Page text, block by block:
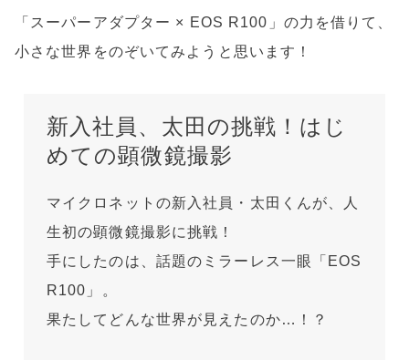
c
e
o
o
e
ai
l
「スーパーアダプター × EOS R100」の力を借りて、
小さな世界をのぞいてみようと思います！
新入社員、太田の挑戦！はじ
めての顕微鏡撮影
マイクロネットの新入社員・太田くんが、人
生初の顕微鏡撮影に挑戦！
手にしたのは、話題のミラーレス一眼「EOS
R100」。
果たしてどんな世界が見えたのか…！？